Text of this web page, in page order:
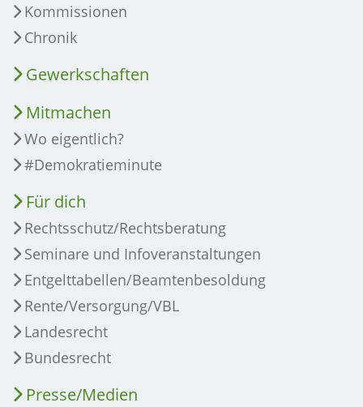
Kommissionen
Chronik
Gewerkschaften
Mitmachen
Wo eigentlich?
#Demokratieminute
Für dich
Rechtsschutz/Rechtsberatung
Seminare und Infoveranstaltungen
Entgelttabellen/Beamtenbesoldung
Rente/Versorgung/VBL
Landesrecht
Bundesrecht
Presse/Medien